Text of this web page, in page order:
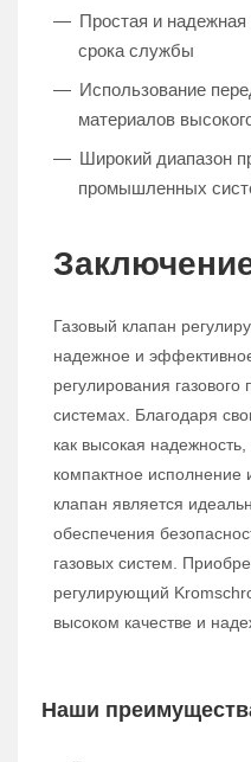
Простая и надежная
срока службы
Использование
материалов
Широкий диапазон
промышленных
Газовый клапан
надежное и
регулирования
системах. Благодаря
как высокая надежность,
компактное исполнение
клапан является
обеспечения
газовых систем.
регулирующий
высоком качестве и
Наши